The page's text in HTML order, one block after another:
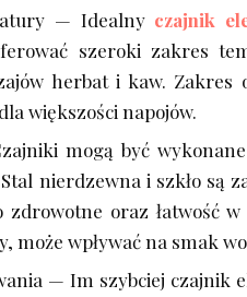
— Idealny czajnik
szeroki zakres
herbat i kaw. Zakres
większości napojów.
mogą być
nierdzewna i szkło są
zdrowotne oraz łatwość
może wpływać na smak
— Im szybciej czajnik